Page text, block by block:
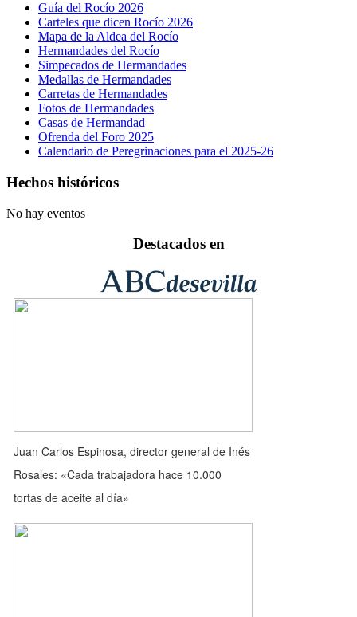
Guía del Rocío 2026
Carteles que dicen Rocío 2026
Mapa de la Aldea del Rocío
Hermandades del Rocío
Simpecados de Hermandades
Medallas de Hermandades
Carretas de Hermandades
Fotos de Hermandades
Casas de Hermandad
Ofrenda del Foro 2025
Calendario de Peregrinaciones para el 2025-26
Hechos históricos
No hay eventos
Destacados en
Juan Carlos Espinosa, director general de Inés
Rosales: «Cada trabajadora hace 10.000
tortas de aceite al día»